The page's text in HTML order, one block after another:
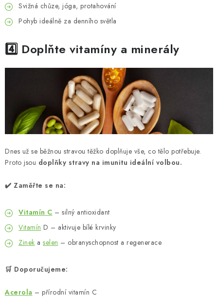
Svižná chůze, jóga, protahování
Pohyb ideálně za denního světla
4️⃣ Doplňte vitamíny a minerály
Dnes už se běžnou stravou těžko doplňuje vše, co tělo potřebuje.
Proto jsou doplňky stravy na imunitu ideální volbou.
✔️ Zaměřte se na:
Vitamín C – silný antioxidant
Vitamín D – aktivuje bílé krvinky
Zinek a selen – obranyschopnost a regenerace
🛒 Doporučujeme:
Acerola – přírodní vitamín C